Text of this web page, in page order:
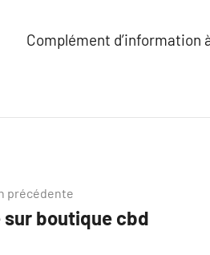
Complément d’information
précédente
sur boutique cbd